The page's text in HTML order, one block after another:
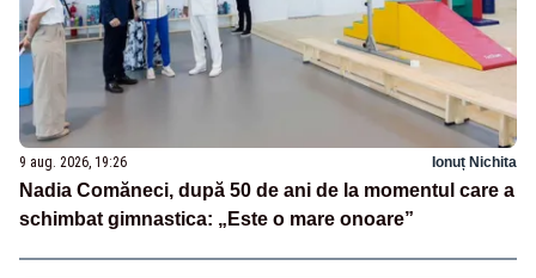
9 aug. 2026, 19:26 Ionuț Nichita
Nadia Comăneci, după 50 de ani de la momentul care a
schimbat gimnastica: „Este o mare onoare”